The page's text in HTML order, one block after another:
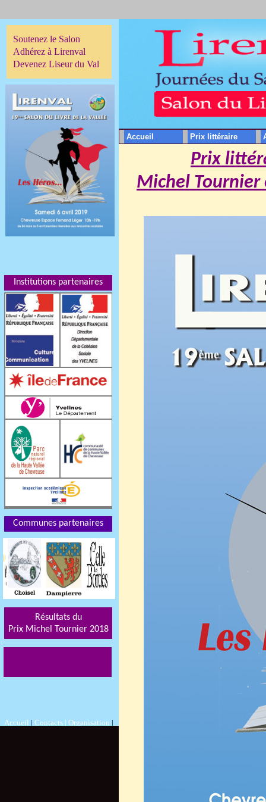
Prix
Michel Tournier
Accueil Prix littéraire
Soutenez le Salon
Adhérez à Lirenval
Devenez Liseur du Val
Accueil | Contacts | Organisation |
Institutions partenaires
Communes partenaires
Résultats du
Prix Michel Tournier 2018